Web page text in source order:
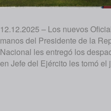
12.12.2025 – Los nuevos
manos del Presidente de la
Nacional les entregó los
en Jefe del Ejército les tomó el